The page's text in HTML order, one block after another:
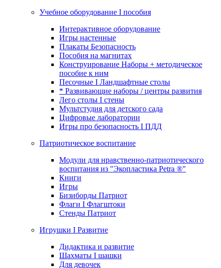
Учебное оборудование I пособия
Интерактивное оборудование
Игры настенные
Плакаты Безопасность
Пособия на магнитах
Конструирование Наборы + методическое
пособие к ним
Песочные I Ландшафтные столы
* Развивающие наборы / центры развития
Лего столы I стены
Мультстудия для детского сада
Цифровые лаборатории
Игры про безопасность I ПДД
Патриотическое воспитание
Модули для нравственно-патриотического
воспитания из "Экопластика Petra ®"
Книги
Игры
Бизиборды Патриот
Флаги I Флагштоки
Стенды Патриот
Игрушки I Развитие
Дидактика и развитие
Шахматы I шашки
Для девочек